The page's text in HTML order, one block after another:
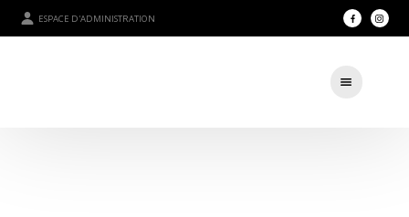
ESPACE D'ADMINISTRATION